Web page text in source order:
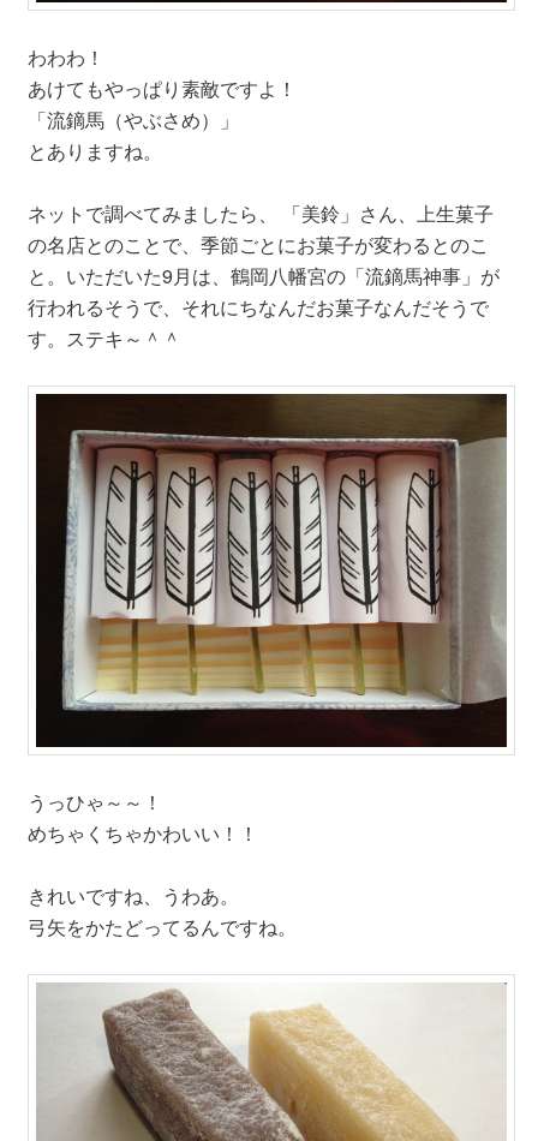
わわわ！
あけてもやっぱり素敵ですよ！
「流鏑馬（やぶさめ）」
とありますね。
ネットで調べてみましたら、 「美鈴」さん、上生菓子
の名店とのことで、季節ごとにお菓子が変わるとのこ
と。いただいた9月は、鶴岡八幡宮の「流鏑馬神事」が
行われるそうで、それにちなんだお菓子なんだそうで
す。ステキ～＾＾
うっひゃ～～！
めちゃくちゃかわいい！！
きれいですね、うわあ。
弓矢をかたどってるんですね。